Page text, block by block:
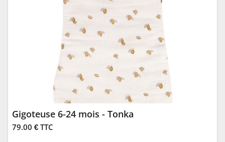
Gigoteuse 6-24 mois - Tonka
79.00 € TTC